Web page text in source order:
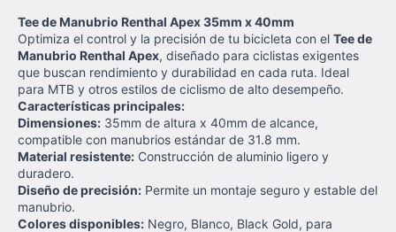
Tee de Manubrio Renthal Apex 35mm x 40mm
Optimiza el control y la precisión de tu bicicleta con el Tee de
Manubrio Renthal Apex, diseñado para ciclistas exigentes
que buscan rendimiento y durabilidad en cada ruta. Ideal
para MTB y otros estilos de ciclismo de alto desempeño.
Características principales:
Dimensiones: 35mm de altura x 40mm de alcance,
compatible con manubrios estándar de 31.8 mm.
Material resistente: Construcción de aluminio ligero y
duradero.
Diseño de precisión: Permite un montaje seguro y estable del
manubrio.
Colores disponibles: Negro, Blanco, Black Gold, para